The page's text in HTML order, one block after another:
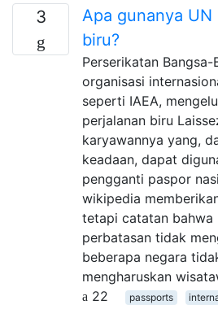
3
Apa gunanya
biru?
Perserikatan
organisasi
seperti IAEA,
perjalanan biru
karyawannya yang,
keadaan, dapat
pengganti paspor
wikipedia
tetapi catatan bahwa
perbatasan tidak
beberapa negara
mengharuskan
22
passports